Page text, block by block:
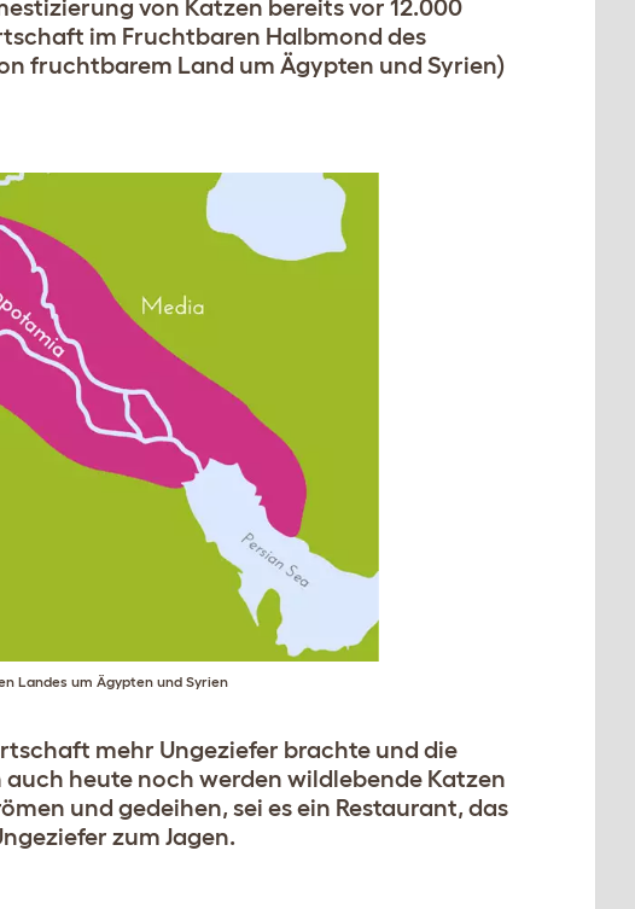
von Katzen bereits vor 12.000
im Fruchtbaren Halbmond des
fruchtbarem Land um Ägypten und Syrien)
Landes um Ägypten und Syrien
mehr Ungeziefer brachte und die
heute noch werden wildlebende Katzen
und gedeihen, sei es ein Restaurant, das
zum Jagen.